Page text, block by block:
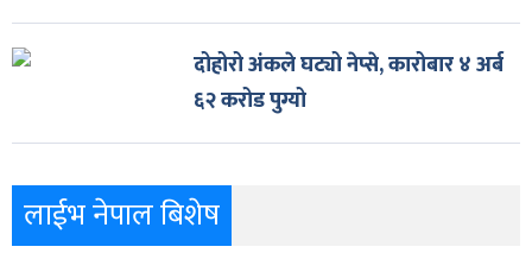
दोहोरो अंकले घट्यो नेप्से, कारोबार ४ अर्ब
६२ करोड पुग्यो
लाईभ नेपाल बिशेष